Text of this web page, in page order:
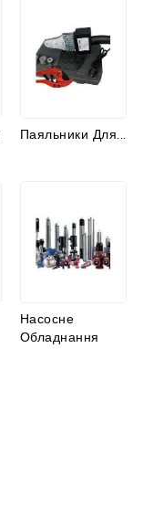
Паяльники Для...
Насосне
Обладнання